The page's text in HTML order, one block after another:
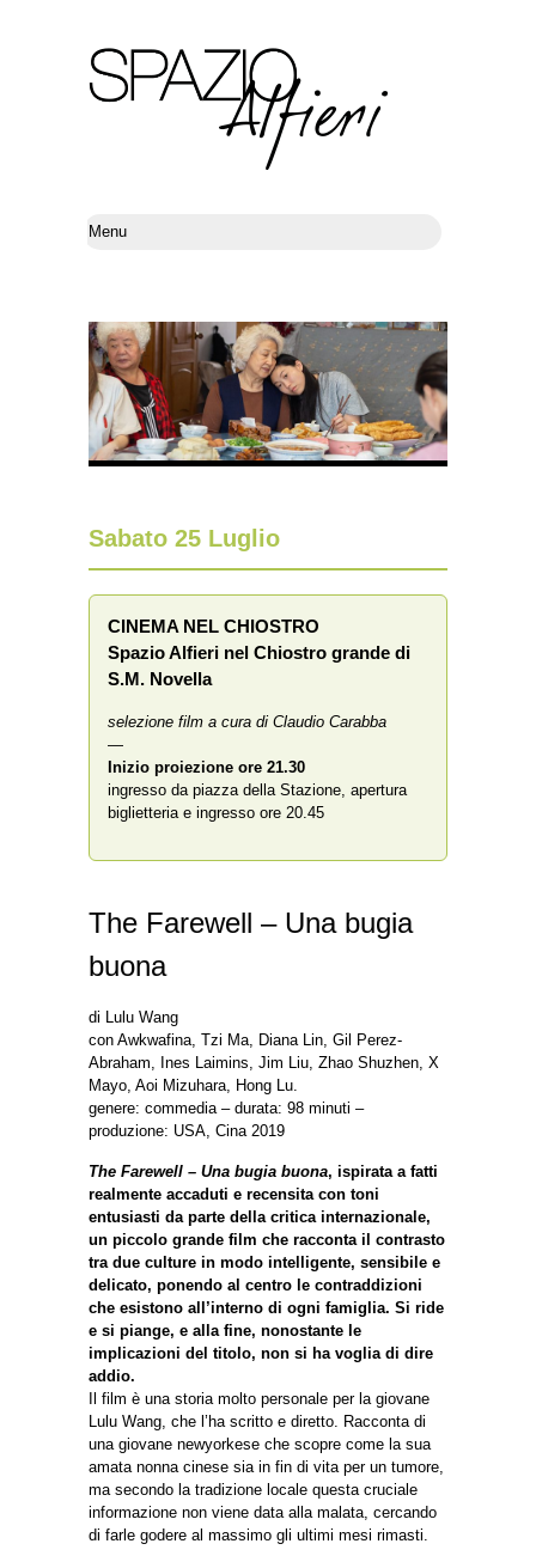
Sabato 25 Luglio
CINEMA NEL CHIOSTRO
Spazio Alfieri nel Chiostro grande di
S.M. Novella
selezione film a cura di Claudio Carabba
—
Inizio proiezione ore 21.30
ingresso da piazza della Stazione, apertura
biglietteria e ingresso ore 20.45
The Farewell – Una bugia
buona
di Lulu Wang
con Awkwafina, Tzi Ma, Diana Lin, Gil Perez-
Abraham, Ines Laimins, Jim Liu, Zhao Shuzhen, X
Mayo, Aoi Mizuhara, Hong Lu.
genere: commedia – durata: 98 minuti –
produzione: USA, Cina 2019
The Farewell – Una bugia buona, ispirata a fatti
realmente accaduti e recensita con toni
entusiasti da parte della critica internazionale,
un piccolo grande film che racconta il contrasto
tra due culture in modo intelligente, sensibile e
delicato, ponendo al centro le contraddizioni
che esistono all’interno di ogni famiglia. Si ride
e si piange, e alla fine, nonostante le
implicazioni del titolo, non si ha voglia di dire
addio.
Il film è una storia molto personale per la giovane
Lulu Wang, che l’ha scritto e diretto. Racconta di
una giovane newyorkese che scopre come la sua
amata nonna cinese sia in fin di vita per un tumore,
ma secondo la tradizione locale questa cruciale
informazione non viene data alla malata, cercando
di farle godere al massimo gli ultimi mesi rimasti.